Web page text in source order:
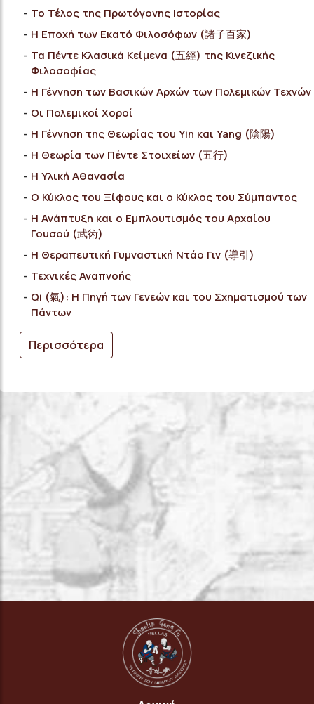
Το Τέλος της Πρωτόγονης Ιστορίας
Η Εποχή των Εκατό Φιλοσόφων (諸子百家)
Τα Πέντε Κλασικά Κείμενα (五經) της Κινεζικής
Φιλοσοφίας
Η Γέννηση των Βασικών Αρχών των Πολεμικών Τεχνών
Οι Πολεμικοί Χοροί
Η Γέννηση της Θεωρίας του Yin και Yang (陰陽)
Η Θεωρία των Πέντε Στοιχείων (五行)
Η Υλική Αθανασία
Ο Κύκλος του Ξίφους και ο Κύκλος του Σύμπαντος
Η Ανάπτυξη και ο Εμπλουτισμός του Αρχαίου
Γουσού (武術)
Η Θεραπευτική Γυμναστική Ντάο Γιν (導引)
Τεχνικές Αναπνοής
Qi (氣): Η Πηγή των Γενεών και του Σχηματισμού των
Πάντων
Περισσότερα